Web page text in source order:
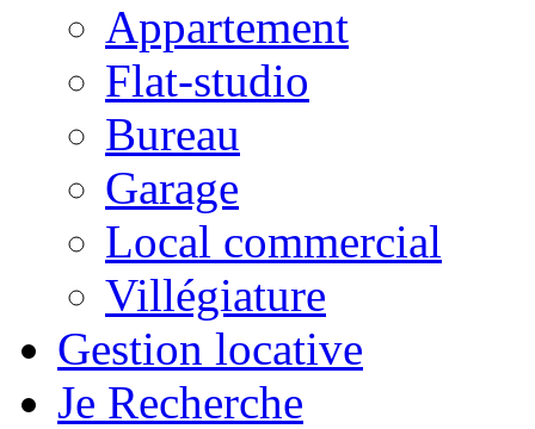
Appartement
Flat-studio
Bureau
Garage
Local commercial
Villégiature
Gestion locative
Je Recherche